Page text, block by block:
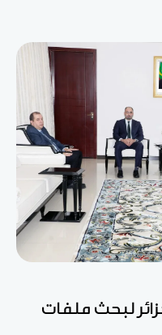
لبحث ملفات